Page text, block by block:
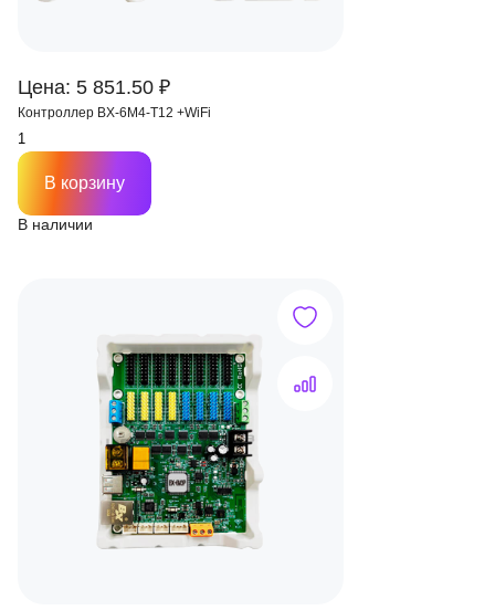
Цена: 5 851.50 ₽
Контроллер BX-6M4-T12 +WiFi
В наличии
В корзину